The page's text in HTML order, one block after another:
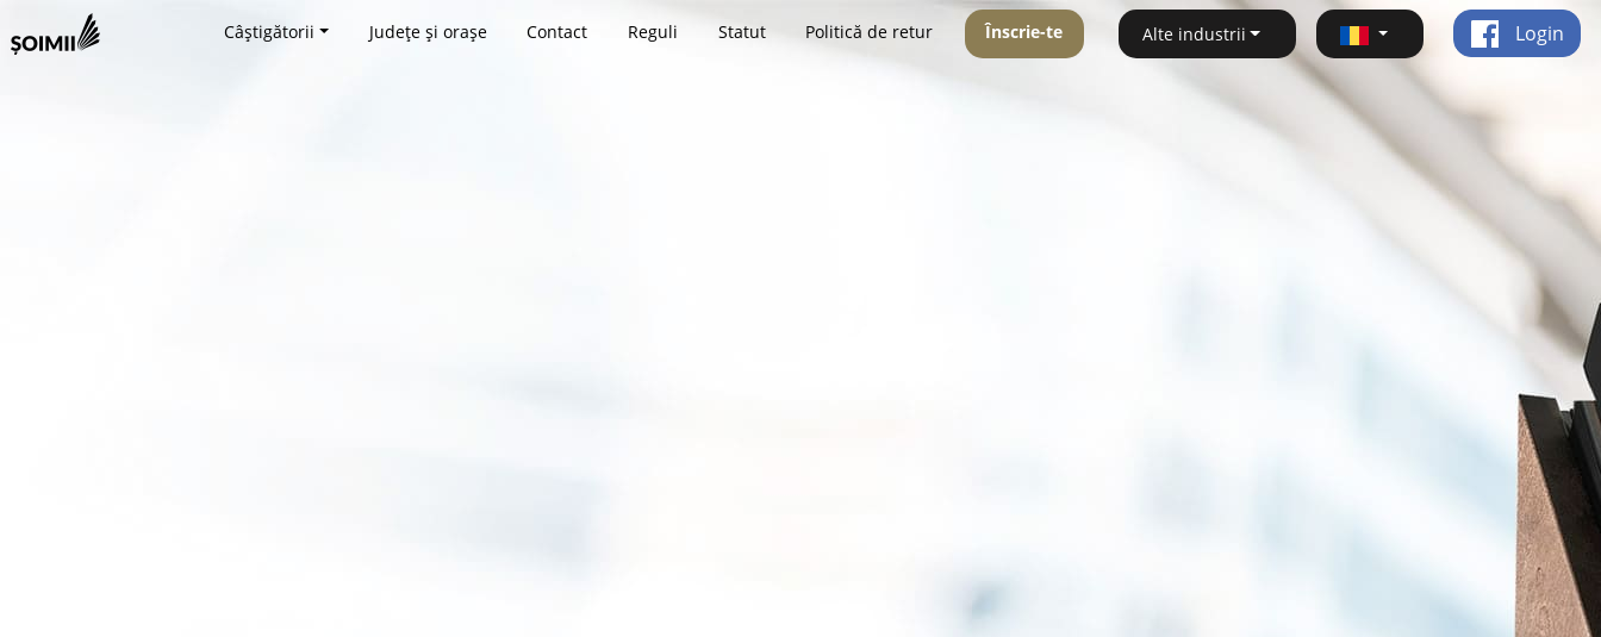
Câștigătorii Județe și orașe Contact Reguli Statut Politică de retur Înscrie-te Alte industrii Login